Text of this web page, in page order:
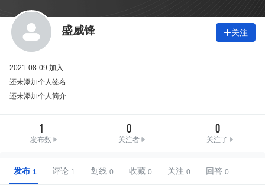
盛威锋 关注
2021-08-09 加入
还未添加个人签名
还未添加个人简介
1
发布数
0
关注者
0
关注了
发布 评论 划线 收藏 关注 回答